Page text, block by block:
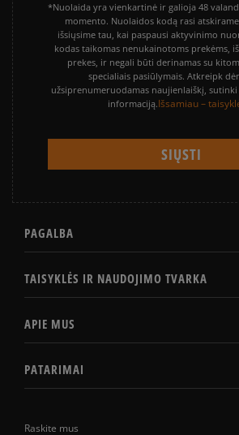
Raskite mus
*Nuolaida yra vienkartinė ir galioja 48
momento. Nuolaidos kodą rasi
išsiųsime tau, kai paspausi aktyvinimo
kodas taikomas nenukainotoms prekėms,
prekes, ir negali būti derinamas su
specialiais pasiūlymais. Atkreipk
užsiprenumeruodamas naujienlaiškį,
informaciją.Išsamiau –
PAGALBA
TAISYKLĖS IR NAUDOJIMO TVARKA
APIE MUS
PATARIMAI